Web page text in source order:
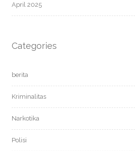
April 2025
Categories
berita
Kriminalitas
Narkotika
Polisi